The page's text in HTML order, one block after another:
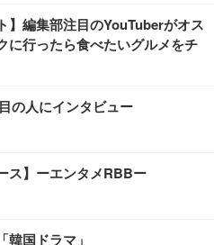
】編集部注目のYouTuberがオス
に行ったら食べたいグルメをチ
の人にインタビュー
ス】ーエンタメRBBー
国ドラマ」